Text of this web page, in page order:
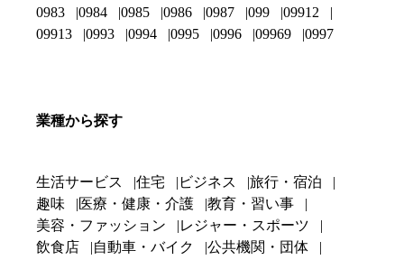
0983
0984 0985 0986 0987 099
09912
09913
0993 0994 0995 0996 09969 0997
業種から探す
生活サービス 住宅 ビジネス
旅行・宿泊
趣味
医療・健康・介護
教育・習い事
美容・ファッション
レジャー・スポーツ
飲食店
自動車・バイク
公共機関・団体